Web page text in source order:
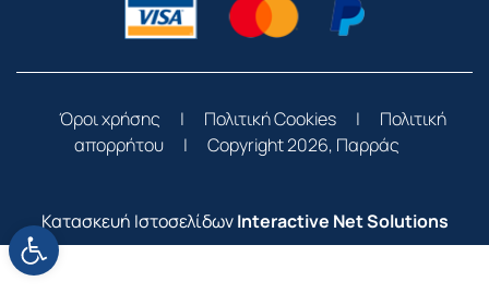
Ανοίξτε τη γραμμή εργαλείων
Όροι χρήσης | Πολιτική Cookies |
Πολιτική
απορρήτου
| Copyright 2026, Παρράς
Κατασκευή ΙστοσελίδωνInteractive Net Solutions